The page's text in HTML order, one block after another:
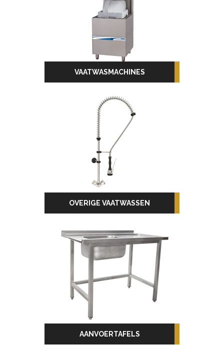
VAATWASMACHINES
OVERIGE VAATWASSEN
AANVOERTAFELS